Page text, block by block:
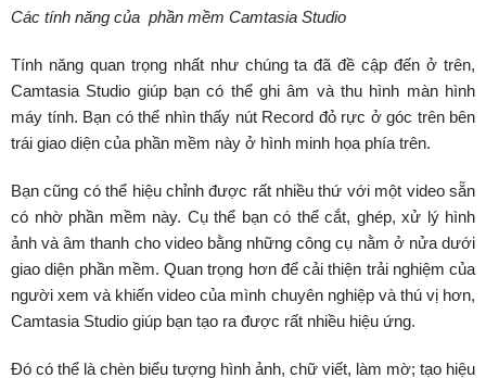
Các tính năng của phần mềm Camtasia Studio
Tính năng quan trọng nhất như chúng ta đã đề cập đến ở trên,
Camtasia Studio giúp bạn có thể ghi âm và thu hình màn hình
máy tính. Bạn có thể nhìn thấy nút Record đỏ rực ở góc trên bên
trái giao diện của phần mềm này ở hình minh họa phía trên.
Bạn cũng có thể hiệu chỉnh được rất nhiều thứ với một video sẵn
có nhờ phần mềm này. Cụ thể bạn có thể cắt, ghép, xử lý hình
ảnh và âm thanh cho video bằng những công cụ nằm ở nửa dưới
giao diện phần mềm. Quan trọng hơn để cải thiện trải nghiệm của
người xem và khiến video của mình chuyên nghiệp và thú vị hơn,
Camtasia Studio giúp bạn tạo ra được rất nhiều hiệu ứng.
Đó có thể là chèn biểu tượng hình ảnh, chữ viết, làm mờ; tạo hiệu